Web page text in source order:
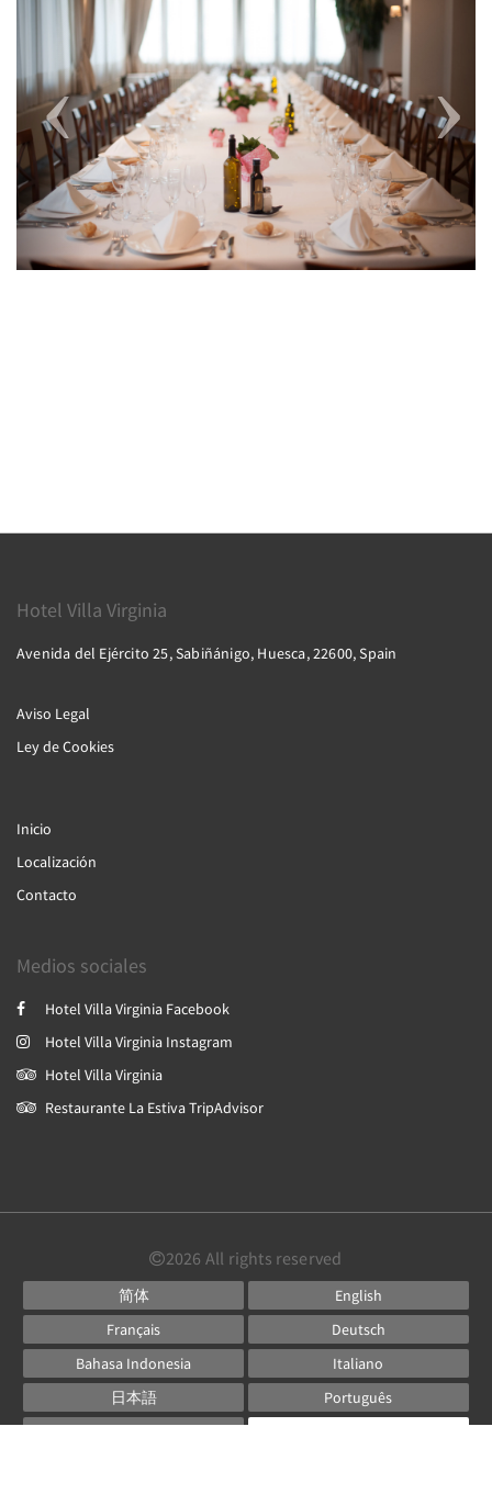
Hotel Villa Virginia
Avenida del Ejército 25, Sabiñánigo, Huesca, 22600, Spain
Aviso Legal
Ley de Cookies
Inicio
Localización
Contacto
Medios sociales
Hotel Villa Virginia Facebook
Hotel Villa Virginia Instagram
Hotel Villa Virginia
Restaurante La Estiva TripAdvisor
2026 All rights reserved
简体
English
Français
Deutsch
Bahasa Indonesia
Italiano
日本語
Português
Русский